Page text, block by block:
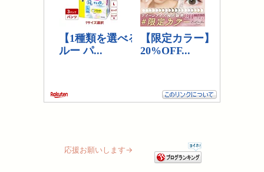
応援お願いします→